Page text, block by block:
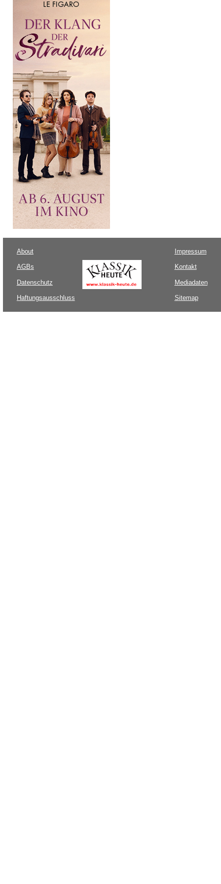
About
AGBs
Datenschutz
Haftungsausschluss
Impressum
Kontakt
Mediadaten
Sitemap